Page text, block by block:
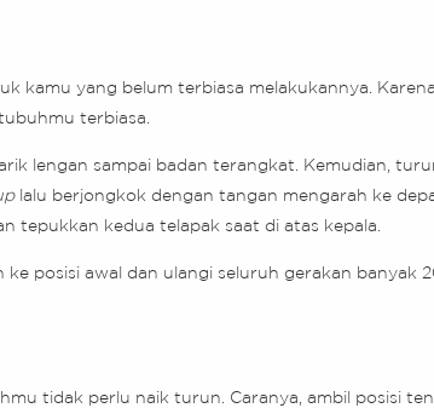
kamu yang belum terbiasa melakukannya.
terbiasa.
lengan sampai badan terangkat. Kemudian,
lalu berjongkok dengan tangan mengarah ke
tepukkan kedua telapak saat di atas kepala.
ke posisi awal dan ulangi seluruh gerakan banyak
tidak perlu naik turun. Caranya, ambil posisi